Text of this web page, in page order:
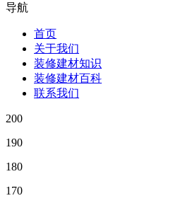
导航
首页
关于我们
装修建材知识
装修建材百科
联系我们
200
190
180
170